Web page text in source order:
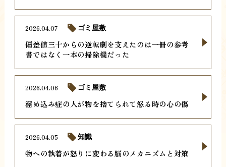
偏差値三十からの逆転劇を支えたのは一冊の参考
書ではなく一本の掃除機だった
2026.04.07 ゴミ屋敷
溜め込み症の人が物を捨てられて怒る時の心の傷
2026.04.06 ゴミ屋敷
物への執着が怒りに変わる脳のメカニズムと対策
2026.04.05 知識